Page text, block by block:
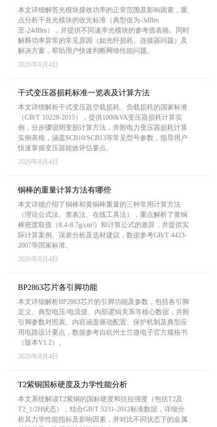
本文详细解答光模块接收功率的正常范围及影响因素，重
点分析千兆光模块的收光标准（典型值为-3dBm
至-24dBm），并提供不同速率光模块的参考值表格。同时
解释功率异常的常见原因（如光纤损耗、连接器问题）及
解决方案，帮助用户快速判断网络性能问题。
2026年8月4日
干式变压器损耗标准一览表及计算方法
本文详细解析干式变压器空载损耗、负载损耗的国家标准
（GB/T 10228-2015），提供1000kVA变压器损耗计算实
例，分步骤说明变损计算方法，并附电力变压器损耗计算
实例表格，涵盖SCB10/SCB13等常见型号参数，指导用户
快速掌握变压器能效评估要点。
2026年8月4日
铜棒的重量计算方法有哪些
本文详细介绍了铜棒和黄铜棒重量的三种常用计算方法
（理论公式法、查表法、在线工具法），重点解析了黄铜
棒密度取值（8.4-8.7g/cm³）和计算公式的差异，并提供实
际计算案例、误差分析及选材建议，数据参考GB/T 4423-
2007等国家标准。
2026年8月4日
BP2863芯片各引脚功能
本文详细解析BP2863芯片的引脚功能及参数，包括各引脚
定义、典型电压/电流值、内部逻辑关系等核心数据，并附
引脚参数对照表。内容涵盖驱动配置、保护机制及典型应
用电路设计要点，数据参考自杭州士兰微电子官方规格书
（版本V1.2）。
2026年8月4日
T2紫铜国标硬度及力学性能分析
本文系统解读T2紫铜的国标硬度和抗拉强度（包括T2及
T2_1/2H状态），结合GB/T 5231-2012标准数据，详细分
析其力学性能指标及影响因素，并对比不同状态下的金属